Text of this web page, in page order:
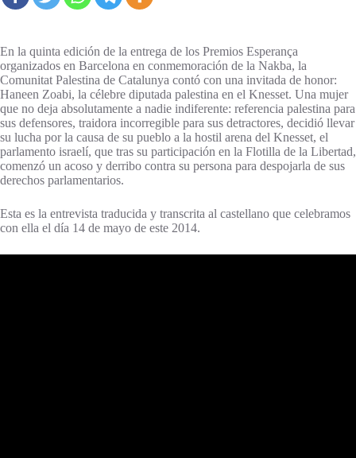
En la quinta edición de la entrega de los Premios Esperança
organizados en Barcelona en conmemoración de la Nakba, la
Comunitat Palestina de Catalunya contó con una invitada de honor:
Haneen Zoabi, la célebre diputada palestina en el Knesset. Una mujer
que no deja absolutamente a nadie indiferente: referencia palestina para
sus defensores, traidora incorregible para sus detractores, decidió llevar
su lucha por la causa de su pueblo a la hostil arena del Knesset, el
parlamento israelí, que tras su participación en la Flotilla de la Libertad,
comenzó un acoso y derribo contra su persona para despojarla de sus
derechos parlamentarios.
Esta es la entrevista traducida y transcrita al castellano que celebramos
con ella el día 14 de mayo de este 2014.